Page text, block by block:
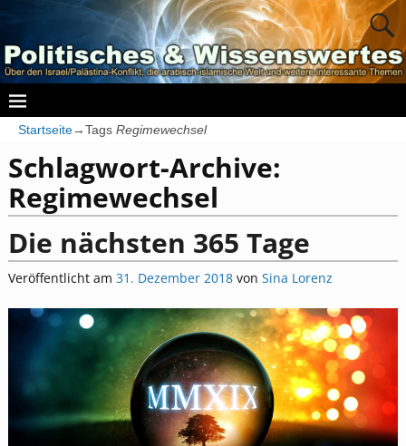
Startseite→Tags Regimewechsel
Schlagwort-Archive:
Regimewechsel
Die nächsten 365 Tage
Veröffentlicht am 31. Dezember 2018 von Sina Lorenz